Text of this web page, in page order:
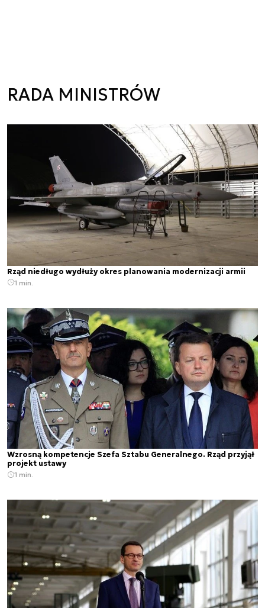
RADA MINISTRÓW
Rząd niedługo wydłuży okres planowania modernizacji armii
1 min.
Wzrosną kompetencje Szefa Sztabu Generalnego. Rząd przyjął
projekt ustawy
1 min.